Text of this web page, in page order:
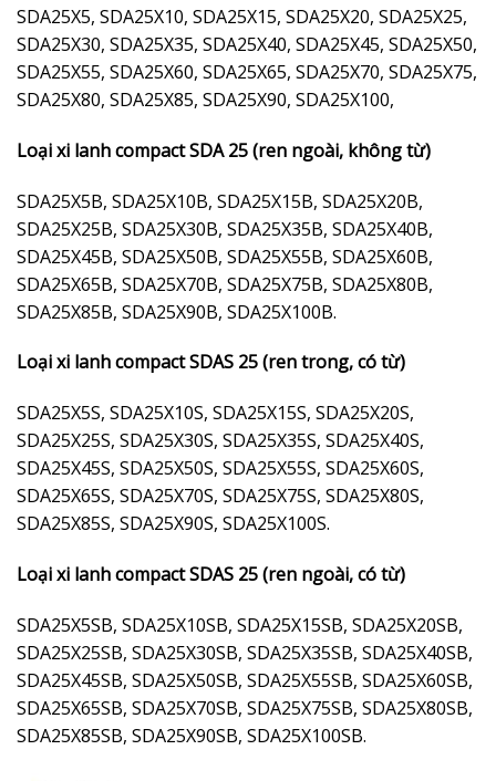
SDA25X5, SDA25X10, SDA25X15, SDA25X20, SDA25X25,
SDA25X30, SDA25X35, SDA25X40, SDA25X45, SDA25X50,
SDA25X55, SDA25X60, SDA25X65, SDA25X70, SDA25X75,
SDA25X80, SDA25X85, SDA25X90, SDA25X100,
Loại xi lanh compact SDA 25 (ren ngoài, không từ)
SDA25X5B, SDA25X10B, SDA25X15B, SDA25X20B,
SDA25X25B, SDA25X30B, SDA25X35B, SDA25X40B,
SDA25X45B, SDA25X50B, SDA25X55B, SDA25X60B,
SDA25X65B, SDA25X70B, SDA25X75B, SDA25X80B,
SDA25X85B, SDA25X90B, SDA25X100B.
Loại xi lanh compact SDAS 25 (ren trong, có từ)
SDA25X5S, SDA25X10S, SDA25X15S, SDA25X20S,
SDA25X25S, SDA25X30S, SDA25X35S, SDA25X40S,
SDA25X45S, SDA25X50S, SDA25X55S, SDA25X60S,
SDA25X65S, SDA25X70S, SDA25X75S, SDA25X80S,
SDA25X85S, SDA25X90S, SDA25X100S.
Loại xi lanh compact SDAS 25 (ren ngoài, có từ)
SDA25X5SB, SDA25X10SB, SDA25X15SB, SDA25X20SB,
SDA25X25SB, SDA25X30SB, SDA25X35SB, SDA25X40SB,
SDA25X45SB, SDA25X50SB, SDA25X55SB, SDA25X60SB,
SDA25X65SB, SDA25X70SB, SDA25X75SB, SDA25X80SB,
SDA25X85SB, SDA25X90SB, SDA25X100SB.